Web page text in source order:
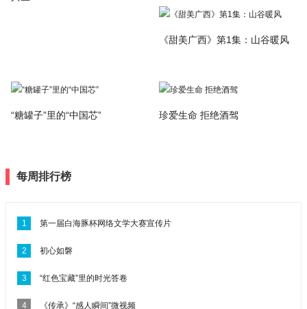
《甜美广西》第1集：山谷暖风
“糖罐子”里的“中国芯” 珍爱生命 拒绝酒驾
每周排行榜
1 第一届白海豚杯网络文学大赛宣传片
2 初心如磐
3 “红色宝藏”里的时光答卷
4 《传承》“感人瞬间”微视频